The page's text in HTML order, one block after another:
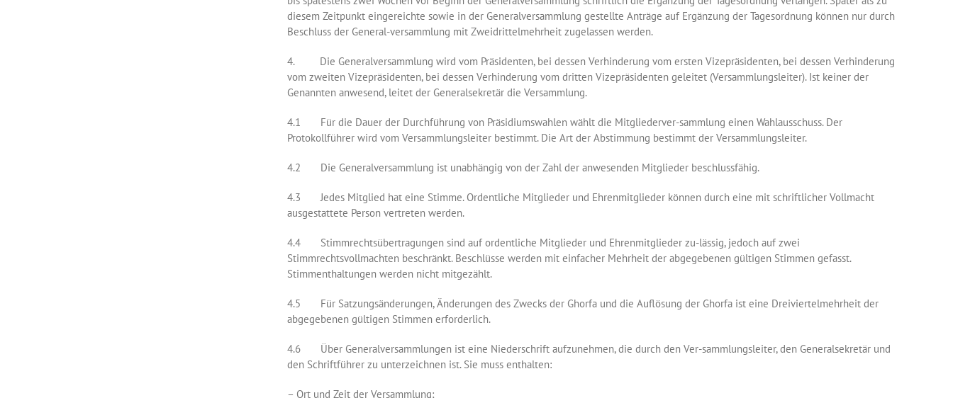
diesem Zeitpunkt eingereichte sowie in der Generalversammlung gestellte Anträge auf Ergänzung der Tagesordnung können nur durch
Beschluss der General-versammlung mit Zweidrittelmehrheit zugelassen werden.
4. Die Generalversammlung wird vom Präsidenten, bei dessen Verhinderung vom ersten Vizepräsidenten, bei dessen Verhinderung
vom zweiten Vizepräsidenten, bei dessen Verhinderung vom dritten Vizepräsidenten geleitet (Versammlungsleiter). Ist keiner der
Genannten anwesend, leitet der Generalsekretär die Versammlung.
4.1 Für die Dauer der Durchführung von Präsidiumswahlen wählt die Mitgliederver-sammlung einen Wahlausschuss. Der
Protokollführer wird vom Versammlungsleiter bestimmt. Die Art der Abstimmung bestimmt der Versammlungsleiter.
4.2 Die Generalversammlung ist unabhängig von der Zahl der anwesenden Mitglieder beschlussfähig.
4.3 Jedes Mitglied hat eine Stimme. Ordentliche Mitglieder und Ehrenmitglieder können durch eine mit schriftlicher Vollmacht
ausgestattete Person vertreten werden.
4.4 Stimmrechtsübertragungen sind auf ordentliche Mitglieder und Ehrenmitglieder zu-lässig, jedoch auf zwei
Stimmrechtsvollmachten beschränkt. Beschlüsse werden mit einfacher Mehrheit der abgegebenen gültigen Stimmen gefasst.
Stimmenthaltungen werden nicht mitgezählt.
4.5 Für Satzungsänderungen, Änderungen des Zwecks der Ghorfa und die Auflösung der Ghorfa ist eine Dreiviertelmehrheit der
abgegebenen gültigen Stimmen erforderlich.
4.6 Über Generalversammlungen ist eine Niederschrift aufzunehmen, die durch den Ver-sammlungsleiter, den Generalsekretär und
den Schriftführer zu unterzeichnen ist. Sie muss enthalten:
– Ort und Zeit der Versammlung;